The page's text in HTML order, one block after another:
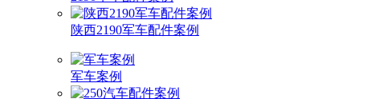
陕西2190军车配件案例
军车案例